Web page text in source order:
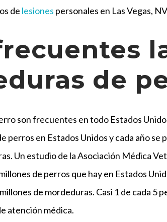
de lesiones personales en Las Vegas,
de
son frecuentes en todo Estados
perros en Estados Unidos y cada año se
Un estudio de la Asociación Médica
de perros que hay en Estados
de mordeduras. Casi 1 de cada 5
atención médica.